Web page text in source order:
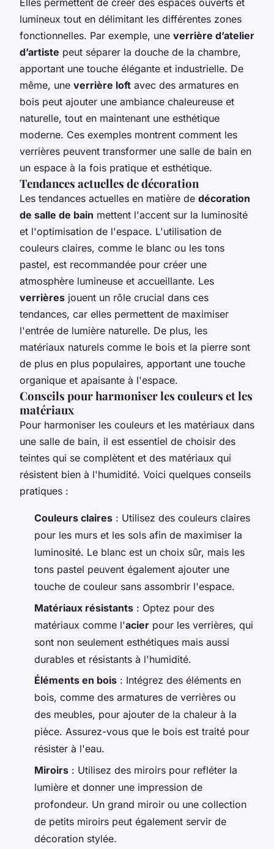
Elles permettent de créer des espaces ouverts et
lumineux tout en délimitant les différentes zones
fonctionnelles. Par exemple, une verrière d’atelier
d’artiste peut séparer la douche de la chambre,
apportant une touche élégante et industrielle. De
même, une verrière loft avec des armatures en
bois peut ajouter une ambiance chaleureuse et
naturelle, tout en maintenant une esthétique
moderne. Ces exemples montrent comment les
verrières peuvent transformer une salle de bain en
un espace à la fois pratique et esthétique.
Tendances actuelles de décoration
Les tendances actuelles en matière de décoration
de salle de bain mettent l'accent sur la luminosité
et l'optimisation de l'espace. L'utilisation de
couleurs claires, comme le blanc ou les tons
pastel, est recommandée pour créer une
atmosphère lumineuse et accueillante. Les
verrières jouent un rôle crucial dans ces
tendances, car elles permettent de maximiser
l'entrée de lumière naturelle. De plus, les
matériaux naturels comme le bois et la pierre sont
de plus en plus populaires, apportant une touche
organique et apaisante à l'espace.
Conseils pour harmoniser les couleurs et les
matériaux
Pour harmoniser les couleurs et les matériaux dans
une salle de bain, il est essentiel de choisir des
teintes qui se complètent et des matériaux qui
résistent bien à l'humidité. Voici quelques conseils
pratiques :
Couleurs claires : Utilisez des couleurs claires
pour les murs et les sols afin de maximiser la
luminosité. Le blanc est un choix sûr, mais les
tons pastel peuvent également ajouter une
touche de couleur sans assombrir l'espace.
Matériaux résistants : Optez pour des
matériaux comme l'acier pour les verrières, qui
sont non seulement esthétiques mais aussi
durables et résistants à l'humidité.
Éléments en bois : Intégrez des éléments en
bois, comme des armatures de verrières ou
des meubles, pour ajouter de la chaleur à la
pièce. Assurez-vous que le bois est traité pour
résister à l'eau.
Miroirs : Utilisez des miroirs pour refléter la
lumière et donner une impression de
profondeur. Un grand miroir ou une collection
de petits miroirs peut également servir de
décoration stylée.